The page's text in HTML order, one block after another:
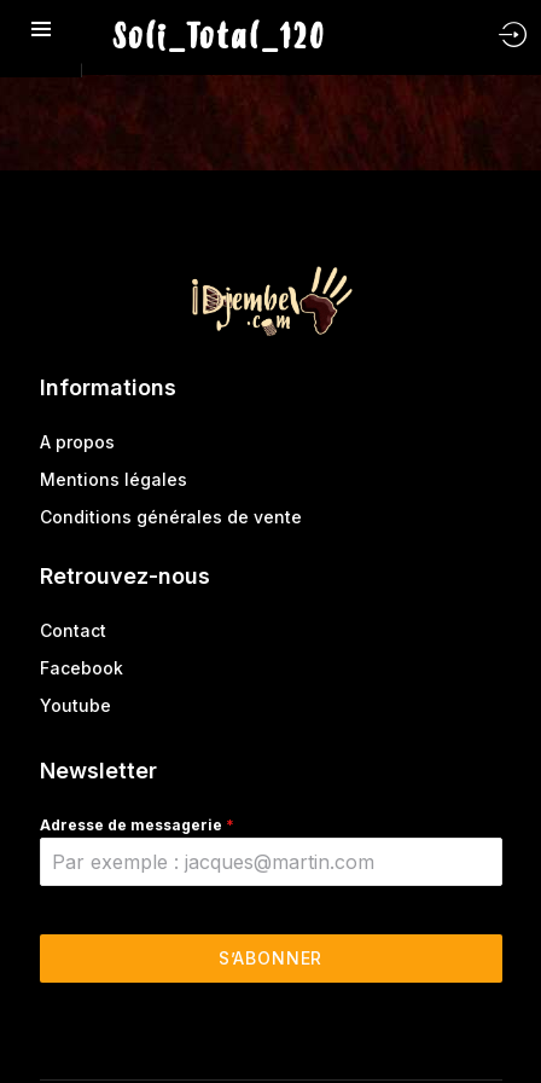
Soli_Total_120
Informations
A propos
Mentions légales
Conditions générales de vente
Retrouvez-nous
Contact
Facebook
Youtube
Newsletter
Adresse de messagerie *
S’ABONNER